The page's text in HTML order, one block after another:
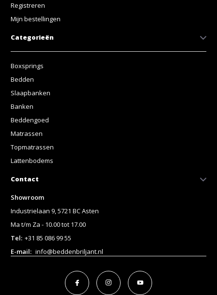
Registreren
Mijn bestellingen
Categorieën
Boxsprings
Bedden
Slaapbanken
Banken
Beddengoed
Matrassen
Topmatrassen
Lattenbodems
Contact
Showroom
Industrielaan 9, 5721 BC Asten
Ma t/m Za - 10.00 tot 17.00
Tel: +31 85 086 99 55
E-mail: info@beddenbriljant.nl